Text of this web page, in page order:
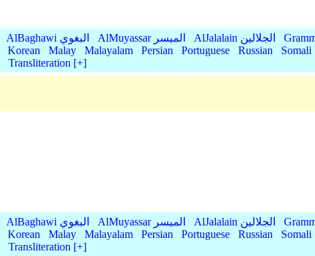
AlBaghawi البغوي AlMuyassar الميسر AlJalalain الجلالين
Korean Malay Malayalam Persian Portuguese Russian Somali
Transliteration [+]
AlBaghawi البغوي AlMuyassar الميسر AlJalalain الجلالين
Korean Malay Malayalam Persian Portuguese Russian Somali
Transliteration [+]